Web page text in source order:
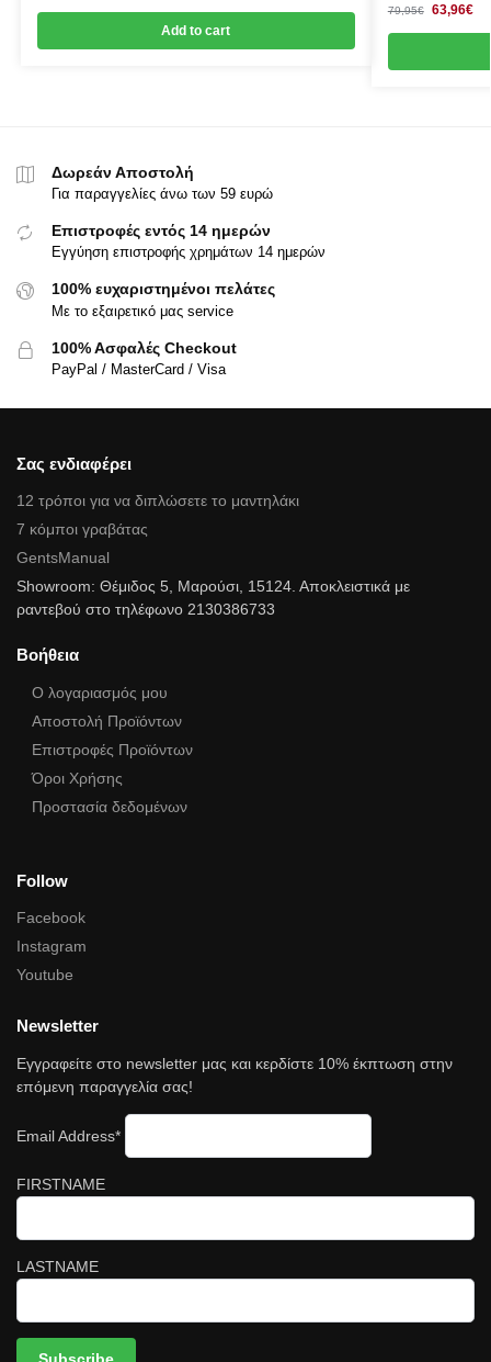
Add to cart
79,95€ 63,96€
Δωρεάν Αποστολή
Για παραγγελίες άνω των 59 ευρώ
Επιστροφές εντός 14 ημερών
Εγγύηση επιστροφής χρημάτων 14 ημερών
100% ευχαριστημένοι πελάτες
Με το εξαιρετικό μας service
100% Ασφαλές Checkout
PayPal / MasterCard / Visa
Σας ενδιαφέρει
12 τρόποι για να διπλώσετε το μαντηλάκι
7 κόμποι γραβάτας
GentsManual
Showroom: Θέμιδος 5, Μαρούσι, 15124. Αποκλειστικά με
ραντεβού στο τηλέφωνο 2130386733
Βοήθεια
Ο λογαριασμός μου
Αποστολή Προϊόντων
Επιστροφές Προϊόντων
Όροι Χρήσης
Προστασία δεδομένων
Follow
Facebook
Instagram
Youtube
Newsletter
Εγγραφείτε στο newsletter μας και κερδίστε 10% έκπτωση στην
επόμενη παραγγελία σας!
Email Address*
FIRSTNAME
LASTNAME